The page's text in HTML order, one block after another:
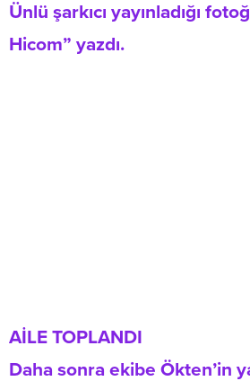
Ünlü şarkıcı yayınladığı
Hicom” yazdı.
AİLE TOPLANDI
Daha sonra ekibe Ökten’in